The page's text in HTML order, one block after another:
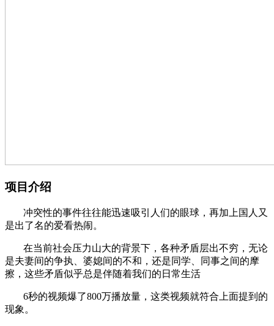
项目介绍
冲突性的事件往往能迅速吸引人们的眼球，再加上国人又
是出了名的爱看热闹。
在当前社会压力山大的背景下，各种矛盾层出不穷，无论
是夫妻间的争执、婆媳间的不和，还是同学、同事之间的摩
擦，这些矛盾似乎总是伴随着我们的日常生活
6秒的视频爆了800万播放量，这类视频就符合上面提到的
现象。